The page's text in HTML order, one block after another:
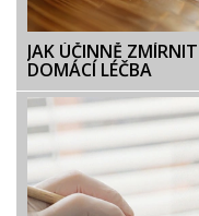
JAK ÚČINNĚ
DOMÁCÍ LÉČBA